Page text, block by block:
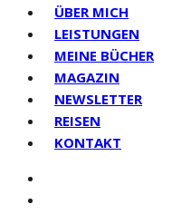
ÜBER MICH
LEISTUNGEN
MEINE BÜCHER
MAGAZIN
NEWSLETTER
REISEN
KONTAKT